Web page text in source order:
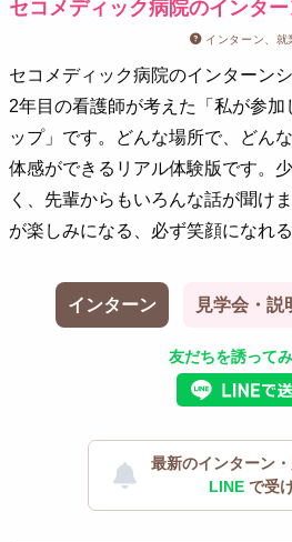
セコメディック病院のインタ
インターン、就
セコメディック病院のインターン
2年目の看護師が考えた「私が参
ップ」です。どんな場所で、どん
体感ができるリアル体験版です。
く、先輩からもいろんな話が聞け
が楽しみになる、必ず笑顔になれ
インターン 見学会・説
友だちを誘って
最新のインターン
LINE で受